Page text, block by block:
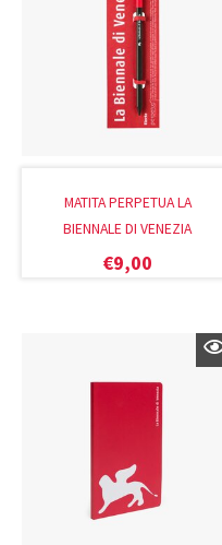
MATITA PERPETUA LA
BIENNALE DI VENEZIA
€9,00